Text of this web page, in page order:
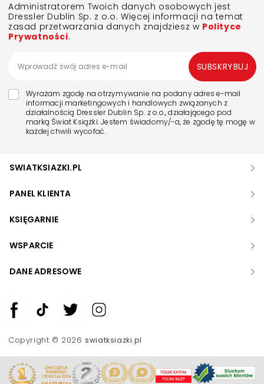
Administratorem Twoich danych osobowych jest
Dressler Dublin Sp. z o.o. Więcej informacji na temat
zasad przetwarzania danych znajdziesz w Polityce
Prywatności.
Wyrażam zgodę na otrzymywanie na podany adres e-mail
informacji marketingowych i handlowych związanych z
działalnością Dressler Dublin Sp. z o.o., działającego pod
marką Świat Książki. Jestem świadomy/-a, że zgodę tę mogę w
każdej chwili wycofać.
SUBSKRYBUJ
SWIATKSIAZKI.PL
PANEL KLIENTA
KSIĘGARNIE
WSPARCIE
DANE ADRESOWE
Copyright © 2026swiatksiazki.pl
Zwiększ rozmiar czcionki
Skala szarości